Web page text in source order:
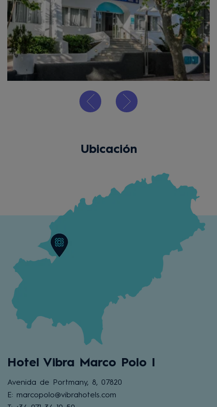
Ubicación
Hotel Vibra Marco Polo I
Avenida de Portmany, 8, 07820
E: marcopolo@vibrahotels.com